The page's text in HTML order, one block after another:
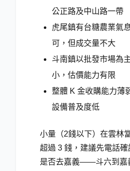
公正路及中山路一帶
虎尾鎮有台糖農業氣
可，但成交量不大
斗南鎮以批發市場為
小，估價能力有限
整體 K 金收購能力薄
設備普及度低
小量（2錢以下）在雲林
超過 3 錢，建議先電話
是否去嘉義——斗六到嘉